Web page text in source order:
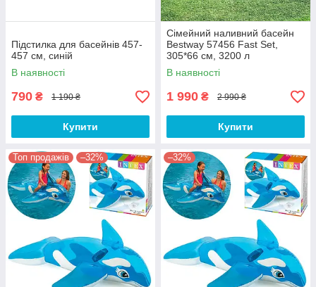
Підстилка для басейнів 457-
457 см, синій
В наявності
790 ₴ 1 190 ₴
Купити
Сімейний наливний басейн
Bestway 57456 Fast Set,
305*66 см, 3200 л
В наявності
1 990 ₴ 2 990 ₴
Купити
Топ продажів –32% –32%